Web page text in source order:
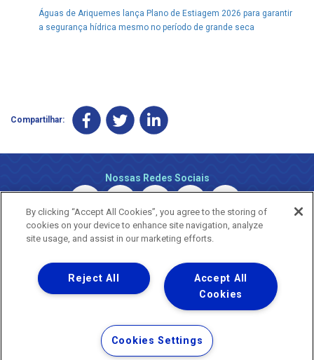
Águas de Ariquemes lança Plano de Estiagem 2026 para garantir
a segurança hídrica mesmo no período de grande seca
Compartilhar:
Nossas Redes Sociais
Copyright © 2026 - Todos os Direitos Reservados.
Nossa natureza movimenta a vida
Termos Gerais de Uso de Sites e Aplicativos
Política de Privacidade e Proteção de Dados
By clicking “Accept All Cookies”, you agree to the storing of
cookies on your device to enhance site navigation, analyze
site usage, and assist in our marketing efforts.
Accept All
Cookies
Reject All
Cookies Settings